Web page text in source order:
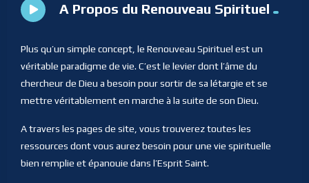
A Propos du Renouveau Spirituel
Plus qu’un simple concept, le Renouveau Spirituel est un
véritable paradigme de vie. C’est le levier dont l’âme du
chercheur de Dieu a besoin pour sortir de sa létargie et se
mettre véritablement en marche à la suite de son Dieu.
A travers les pages de site, vous trouverez toutes les
ressources dont vous aurez besoin pour une vie spirituelle
bien remplie et épanouie dans l’Esprit Saint.